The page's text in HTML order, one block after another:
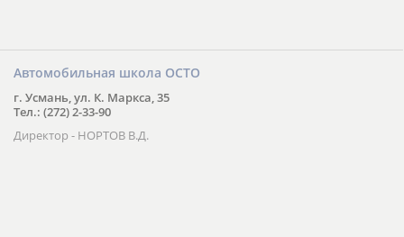
Автомобильная школа ОСТО
г. Усмань, ул. К. Маркса, 35
Тел.: (272) 2-33-90
Директор - НОРТОВ В.Д.